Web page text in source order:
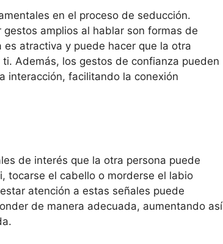
en el proceso de seducción.
amplios al hablar son formas de
atractiva y puede hacer que la otra
Además, los gestos de confianza pueden
interacción, facilitando la conexión
de interés que la otra persona puede
tocarse el cabello o morderse el labio
atención a estas señales puede
de manera adecuada, aumentando así